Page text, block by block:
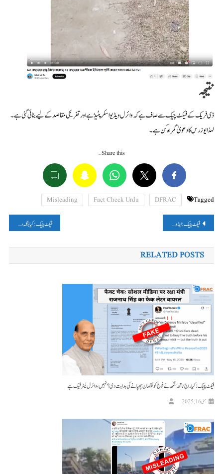
نتیجہ
ڈی فریک کے فیکٹ چیک سے صاف ہے کہ وائرل ویڈیو اسکرپٹیڈ ہے اور تفریحی مقاصد کے لیے بنائی گئی ہے۔
لہذا یوزرس کا دعویٰ گمراہ کن ہے۔
Share this…
Tagged
DFRAC
Fact Check Urdu
Misleading
پوسٹوں
کی
نیویگیشن
فیکٹ چیک: ایڈوکیٹ راجہ آنند جیوتی سنگھ کی تصویر گیانواپی کیس میں درخواست گزار ہریہر پانڈے کی بتاکر وائرل فیکٹ چیک: کیا بنگلہ دیش میں ہندو بچوں کو ‘اللہ اکبر’ کا نعرہ لگانے پر مجبور کیا گیا؟ نہیں، یہ ویڈیو مدھیہ پردیش کا ہے۔
RELATED POSTS
فیکٹ چیک: کیا راج ناتھ سنگھ نے فوج کو نقصان چھپانے کی ہدایت دی؟ نہیں، وائرل لیٹر فیک ہے
مئی 16, 2025